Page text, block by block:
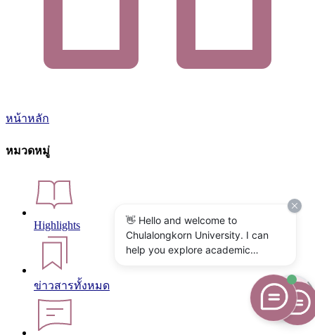
หน้าหลัก
หมวดหมู่
Highlights
ข่าวสารทั้งหมด
👋 Hello and welcome to
Chulalongkorn University. I can
help you explore academic